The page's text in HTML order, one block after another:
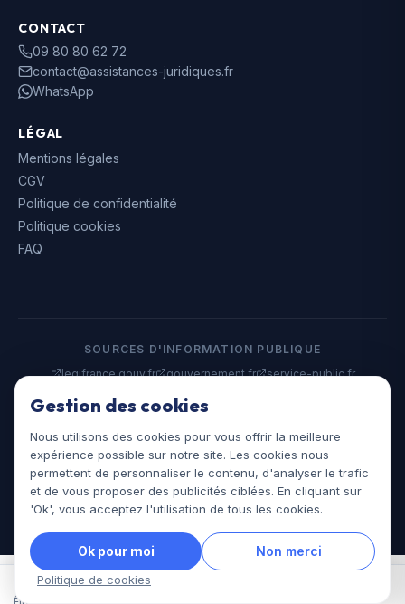
Être rappelé
CONTACT
09 80 80 62 72
contact@assistances-juridiques.fr
WhatsApp
LÉGAL
Mentions légales
CGV
Politique de confidentialité
Politique cookies
FAQ
SOURCES D'INFORMATION PUBLIQUE
legifrance.gouv.fr
gouvernement.fr
service-public.fr
©2026 Assistances Juridiques. Tous droits réservés.
assistances-juridiques.fr
Gestion des cookies
Nous utilisons des cookies pour vous offrir la meilleure
expérience possible sur notre site. Les cookies nous
permettent de personnaliser le contenu, d'analyser le trafic
et de vous proposer des publicités ciblées. En cliquant sur
'Ok', vous acceptez l'utilisation de tous les cookies.
Ok pour moi Non merci
Politique de cookies